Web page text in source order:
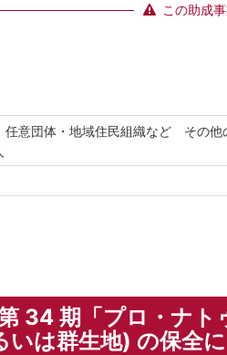
この助成
意団体・地域住民組織など その他
34 期「プロ・ナ
いは群生地) の保全